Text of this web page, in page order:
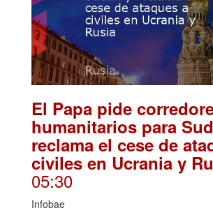
El Papa pide
humanitarios para
reclama el cese de
civiles en Ucrania y
05:30
Infobae